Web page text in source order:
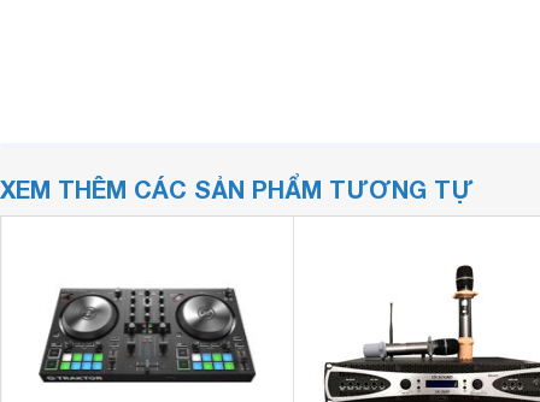
XEM THÊM CÁC SẢN PHẨM TƯƠNG TỰ